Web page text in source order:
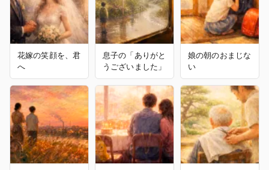
花嫁の笑顔を、君
へ
息子の「ありがと
うございました」
娘の朝のおまじな
い